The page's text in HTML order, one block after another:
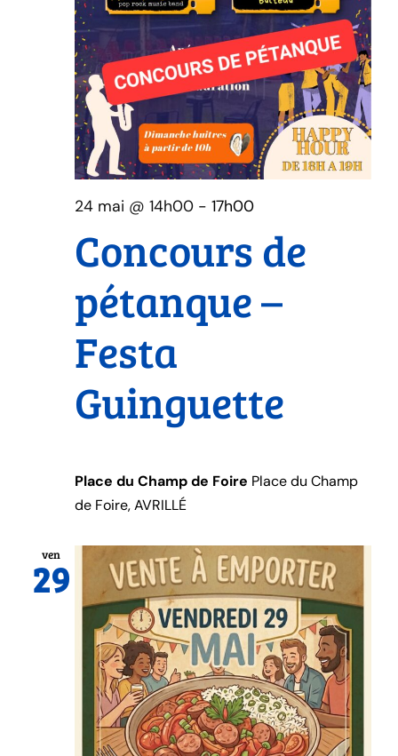
24 mai @ 14h00 - 17h00
Concours de
pétanque –
Festa
Guinguette
Place du Champ de Foire Place du Champ
de Foire, AVRILLÉ
ven
29